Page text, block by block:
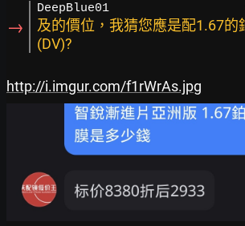
→
DeepBlue01
及的價位，我猜您應是配1.67的
(DV)?
http://i.imgur.com/f1rWrAs.jpg